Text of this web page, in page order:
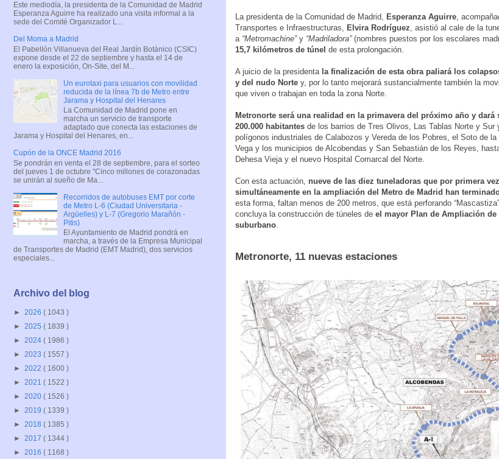
La presidenta de la Comunidad de Madrid, Esperanza Aguirre,
Transportes e Infraestructuras, Elvira Rodríguez, asistió al cale de la
a “Metromachine”y “Madriladora”(nombres puestos por los escolares
15,7 kilómetros de túnel de esta prolongación.
A juicio de la presidenta la finalización de esta obra paliará los
y del nudo Norte y, por lo tanto mejorará sustancialmente también la
que viven o trabajan en toda la zona Norte.
Metronorte será una realidad en la primavera del próximo año y dará
200.000 habitantes de los barrios de Tres Olivos, Las Tablas Norte y Sur
polígonos industriales de Calabozos y Vereda de los Pobres, el Soto de
Vega y los municipios de Alcobendas y San Sebastián de los Reyes,
Dehesa Vieja y el nuevo Hospital Comarcal del Norte.
Con esta actuación, nueve de las diez tuneladoras que por primera
simultáneamente en la ampliación del Metro de Madrid han
esta forma, faltan menos de 200 metros, que está perforando
concluya la construcción de túneles de el mayor Plan de Ampliación de
suburbano.
Metronorte, 11 nuevas estaciones
Este mediodía, la presidenta de la Comunidad de Madrid
Esperanza Aguirre ha realizado una visita informal a la
sede del Comité Organizador L...
Del Moma a Madrid
El Pabellón Villanueva del Real Jardín Botánico (CSIC)
expone desde el 22 de septiembre y hasta el 14 de
enero la exposición, On-Site, del M...
Un eurotaxi para usuarios con movilidad
reducida de la línea 7b de Metro entre
Jarama y Hospital del Henares
La Comunidad de Madrid pone en
marcha un servicio de transporte
adaptado que conecta las estaciones de
Jarama y Hospital del Henares, en...
Cupón de la ONCE Madrid 2016
Se pondrán en venta el 28 de septiembre, para el sorteo
del jueves 1 de octubre "Cinco millones de corazonadas
se unirán al sueño de Ma...
Recorridos de autobuses EMT por corte
de Metro L-6 (Ciudad Universitaria -
Argüelles) y L-7 (Gregorio Marañón -
Pitis)
El Ayuntamiento de Madrid pondrá en
marcha, a través de la Empresa Municipal
de Transportes de Madrid (EMT Madrid), dos servicios
especiales...
Archivo del blog
► 2026 ( 1043 )
► 2025 ( 1839 )
► 2024 ( 1986 )
► 2023 ( 1557 )
► 2022 ( 1600 )
► 2021 ( 1522 )
► 2020 ( 1526 )
► 2019 ( 1339 )
► 2018 ( 1385 )
► 2017 ( 1344 )
► 2016 ( 1168 )